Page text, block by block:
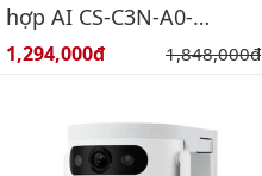
hợp AI CS-C3N-A0-
3H2WFRL(C3N 1080P) Độ
Giá bán:
1,294,000đ Giá gốc:
1,848,000đ